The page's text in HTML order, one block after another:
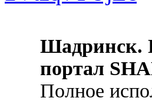
Шадринск.
портал
Полное